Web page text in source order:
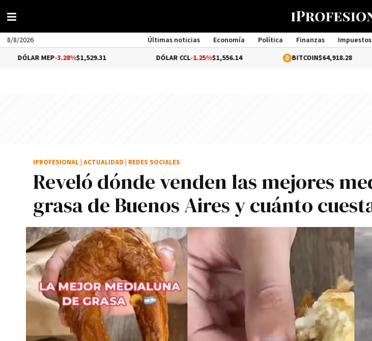
8/8/2026 Últimas noticias Economía Política Finanzas Impuestos
Management
MEP-3.28%$1,529.31 DÓLAR CCL-1.25%$1,556.14 BITCOIN$64,918.28
Reveló dónde venden las mejores
grasa de Buenos Aires y cuánto
IPROFESIONAL ACTUALIDAD REDES SOCIALES